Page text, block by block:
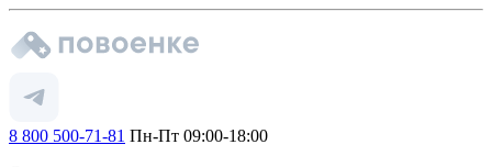
8 800 500-71-81 Пн-Пт 09:00-18:00